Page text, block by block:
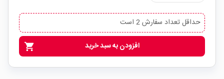
حداقل تعداد سفارش 2 است
shopping_cart افزودن به سبد خرید